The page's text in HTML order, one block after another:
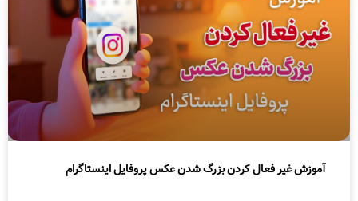
آموزش غیر فعال کردن بزرگ شدن عکس پروفایل اینستاگرام